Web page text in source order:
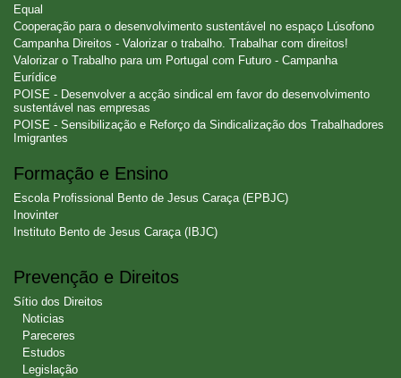
Equal
Cooperação para o desenvolvimento sustentável no espaço Lúsofono
Campanha Direitos - Valorizar o trabalho. Trabalhar com direitos!
Valorizar o Trabalho para um Portugal com Futuro - Campanha
Eurídice
POISE - Desenvolver a acção sindical em favor do desenvolvimento
sustentável nas empresas
POISE - Sensibilização e Reforço da Sindicalização dos Trabalhadores
Imigrantes
Formação e Ensino
Escola Profissional Bento de Jesus Caraça (EPBJC)
Inovinter
Instituto Bento de Jesus Caraça (IBJC)
Prevenção e Direitos
Sítio dos Direitos
Noticias
Pareceres
Estudos
Legislação